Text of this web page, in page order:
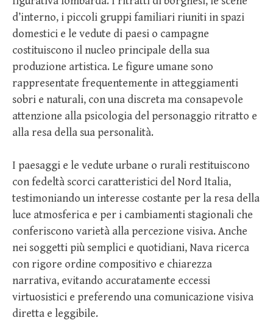
d’interno, i piccoli gruppi familiari riuniti in spazi
domestici e le vedute di paesi o campagne
costituiscono il nucleo principale della sua
produzione artistica. Le figure umane sono
rappresentate frequentemente in atteggiamenti
sobri e naturali, con una discreta ma consapevole
attenzione alla psicologia del personaggio ritratto e
alla resa della sua personalità.
I paesaggi e le vedute urbane o rurali restituiscono
con fedeltà scorci caratteristici del Nord Italia,
testimoniando un interesse costante per la resa della
luce atmosferica e per i cambiamenti stagionali che
conferiscono varietà alla percezione visiva. Anche
nei soggetti più semplici e quotidiani, Nava ricerca
con rigore ordine compositivo e chiarezza
narrativa, evitando accuratamente eccessi
virtuosistici e preferendo una comunicazione visiva
diretta e leggibile.